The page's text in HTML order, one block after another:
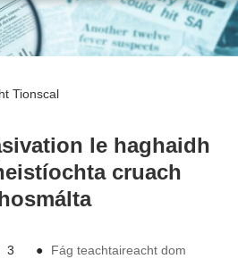
Tionscal
le haghaidh
cruach
3 ● Fág teachtaireacht dom